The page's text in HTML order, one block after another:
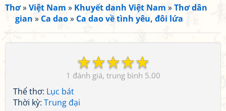
Thơ»Việt Nam » Khuyết danh Việt Nam »Thơ dân
gian » Ca dao» Ca dao về tình yêu, đôi lứa
☆
☆
☆
☆
☆
1 5.00
Thể thơ: Lục bát
Thời kỳ: Trung đại